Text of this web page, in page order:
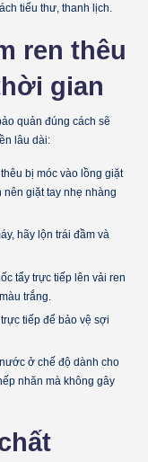
tiểu thư, thanh lịch.
ren thêu
gian
quản đúng cách sẽ
lâu dài:
bị móc vào lồng giặt
nên giặt tay nhẹ nhàng
hãy lộn trái đầm và
tẩy trực tiếp lên vải ren
trắng.
tiếp để bảo vệ sợi
ở chế độ dành cho
nhăn mà không gây